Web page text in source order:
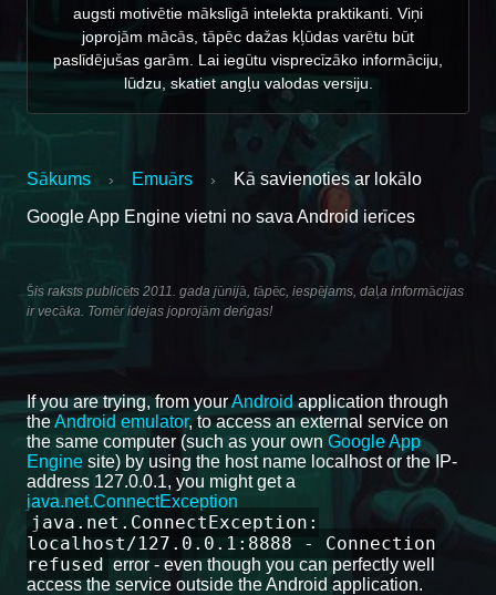
augsti motivētie mākslīgā intelekta praktikanti. Viņi
joprojām mācās, tāpēc dažas kļūdas varētu būt
paslīdējušas garām. Lai iegūtu visprecīzāko informāciju,
lūdzu, skatiet angļu valodas versiju.
Sākums › Emuārs ›
Kā savienoties ar lokālo
Google App Engine vietni no sava Android ierīces
Šis raksts publicēts 2011. gada jūnijā, tāpēc, iespējams, daļa informācijas
ir vecāka. Tomēr idejas joprojām derīgas!
If you are trying, from yourAndroidapplication through
theAndroid emulator, to access an external service on
the same computer (such as your own Google App
Engine site) by using the host name localhost or the IP-
address 127.0.0.1, you might get a
java.net.ConnectException
java.net.ConnectException:
localhost/127.0.0.1:8888 - Connection
refused error - even though you can perfectly well
access the service outside the Android application.